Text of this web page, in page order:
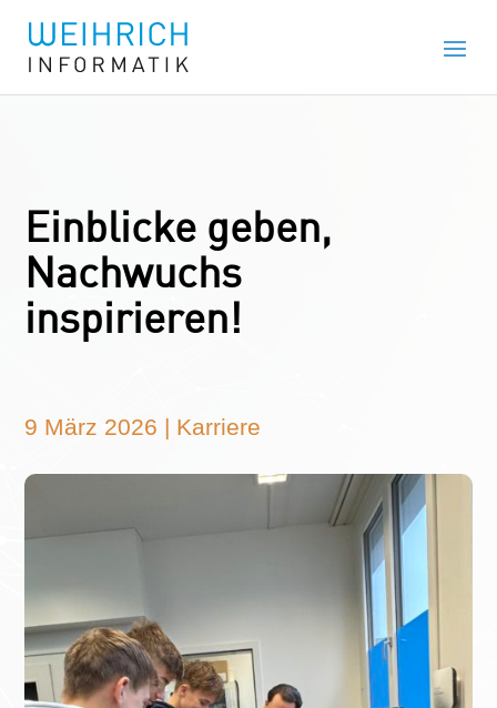
Einblicke geben,
Nachwuchs
inspirieren!
9 März 2026 | Karriere